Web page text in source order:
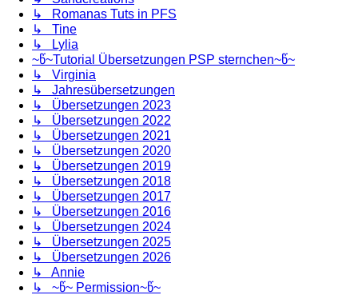
↳ Romanas Tuts in PFS
↳ Tine
↳ Lylia
~წ~Tutorial Übersetzungen PSP sternchen~წ~
↳ Virginia
↳ Jahresübersetzungen
↳ Übersetzungen 2023
↳ Übersetzungen 2022
↳ Übersetzungen 2021
↳ Übersetzungen 2020
↳ Übersetzungen 2019
↳ Übersetzungen 2018
↳ Übersetzungen 2017
↳ Übersetzungen 2016
↳ Übersetzungen 2024
↳ Übersetzungen 2025
↳ Übersetzungen 2026
↳ Annie
↳ ~წ~ Permission~წ~